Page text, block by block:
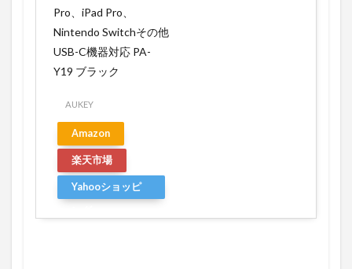
Pro、iPad Pro、
Nintendo Switchその他
USB-C機器対応 PA-
Y19 ブラック
AUKEY
Amazon
楽天市場
Yahooショッピ